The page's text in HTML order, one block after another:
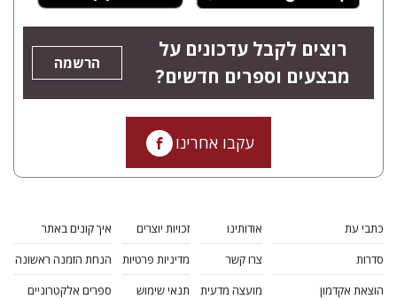
רוצים לקבל עדכונים על
מבצעים וספרים חדשים?
הרשמה
עקבו אחרינו
כתבי עת
סדרות
הוצאת אקדמון
אודותינו
צרו קשר
מועצה מדעית
זכויות יוצרים
מדיניות פרטיות
תנאי שימוש
איך קונים באתר
הנחת הזמנה ראשונה
ספרים אלקטרוניים